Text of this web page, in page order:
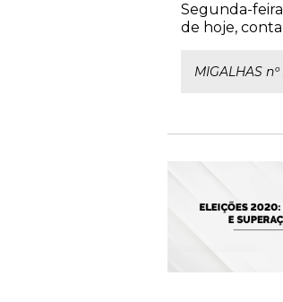
Segunda-
de hoje,
MIGALHAS nº